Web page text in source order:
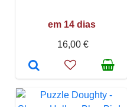
em 14 dias
16,00 €